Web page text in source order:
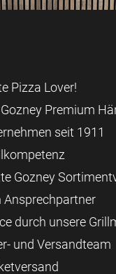
Pizza Lover!
Premium
seit 1911
Gozney
Ansprechpartner
durch unsere
und Versandteam